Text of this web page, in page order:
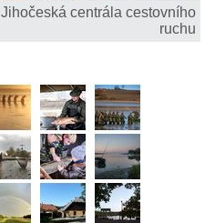
Jihočeská centrála cestovního
ruchu